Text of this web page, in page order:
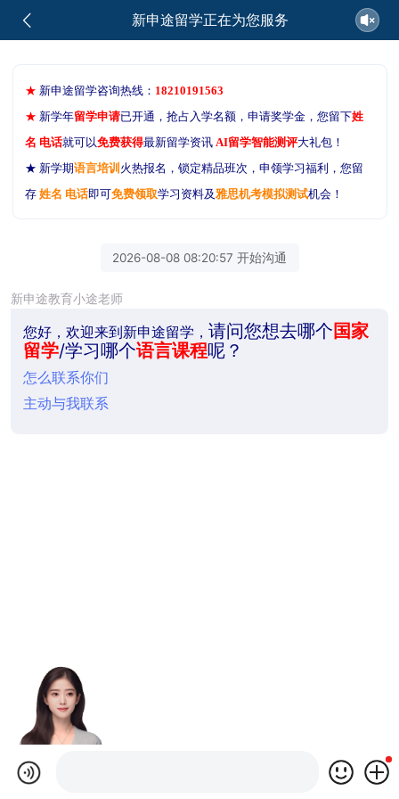
新申途留学正在为您服务
★ 新申途留学咨询热线： 18210191563
★ 新学年留学申请已开通，抢占入学名额，申请奖学金，您留下姓
名 电话就可以免费获得最新留学资讯 AI留学智能测评大礼包！
★ 新学期语言培训 火热报名，锁定精品班次，申领学习福利，您留
存姓名 电话即可免费领取学习资料及雅思机考模拟测试机会！
2026-08-08 08:20:57 开始沟通
新申途教育小途老师
您好，欢迎来到新申途留学， 请问您想去哪个国家
留学/学习哪个语言课程呢？
怎么联系你们
主动与我联系